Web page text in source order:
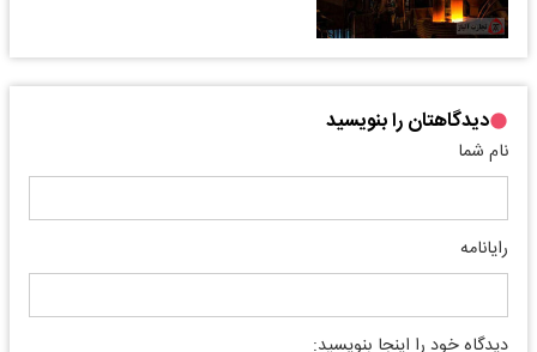
دیدگاهتان را بنویسید
نام شما
رایانامه
دیدگاه خود را اینجا بنویسید: